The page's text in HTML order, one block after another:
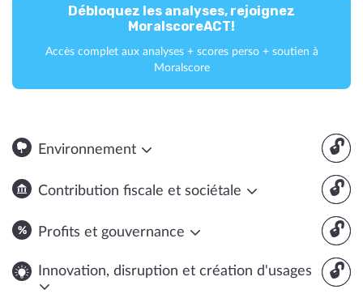
Débloquez les analyses, rejoignez
MoralscoreACT!
Accès complet aux analyses + scores perso + soutien à
Moralscore
🔓
Environnement
🔓
Contribution fiscale et sociétale
🔓
Profits et gouvernance
🔓
Innovation, disruption et création d'usages